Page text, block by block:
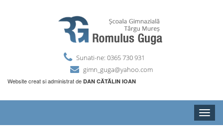
Sunati-ne: 0365 730 931
gimn_guga@yahoo.com
Website creat si administrat de DAN CĂTĂLIN IOAN
Toggle